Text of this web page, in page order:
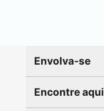
Envolva-se
Encontre aqui